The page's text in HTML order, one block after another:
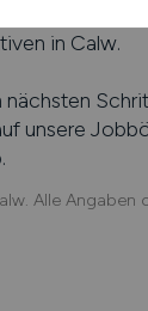
in Calw.
nächsten
unsere
Alle Angaben